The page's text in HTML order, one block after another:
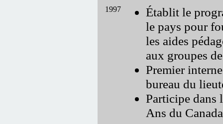
1997
Établit le
le pays pour
les aides
aux groupes
Premier
bureau du
Participe dans
Ans du